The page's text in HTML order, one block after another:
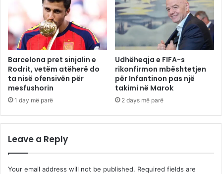
Barcelona pret sinjalin e
Rodrit, vetëm atëherë do
ta nisë ofensivën për
mesfushorin
1 day më parë
Udhëheqja e FIFA-s
rikonfirmon mbështetjen
për Infantinon pas një
takimi në Marok
2 days më parë
Leave a Reply
Your email address will not be published. Required fields are